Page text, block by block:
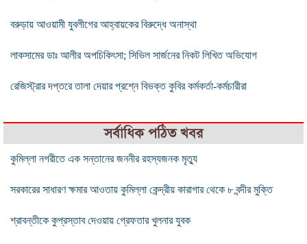
বরুড়ায় আওয়ামী যুবলীগের আহ্বায়কের বিরুদ্ধে অনাস্থা
লাকসামের ডাঃ আলীর অপচিকিৎসা; সিভিল সার্জনের নিকট লিখিত অভিযোগ
রেজিস্ট্রার দপ্তরে তালা দেয়ার প্রশ্নে বিভক্ত কুবির কর্মকর্তা-কর্মচারীরা
সর্বাধিক পঠিত খবর
কুমিল্লা নগরীতে এক সন্তানের জননীর রহস্যজনক মৃত্যু
সরকারের সাধারণ ক্ষমার আওতায় কুমিল্লা কেন্দ্রীয় কারাগার থেকে ৮ বন্দীর মুক্তি
শ্রাবন্তীকে কুপ্রস্তাব দেওয়ায় গ্রেফতার খুলনার যুবক